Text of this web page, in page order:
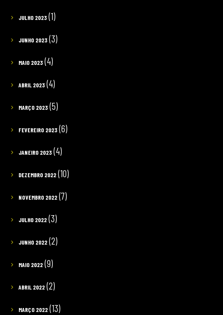
JULHO 2023(1)
JUNHO 2023(3)
MAIO 2023(4)
ABRIL 2023(4)
MARÇO 2023(5)
FEVEREIRO 2023(6)
JANEIRO 2023(4)
DEZEMBRO 2022(10)
NOVEMBRO 2022(7)
JULHO 2022(3)
JUNHO 2022(2)
MAIO 2022(9)
ABRIL 2022(2)
MARÇO 2022(13)